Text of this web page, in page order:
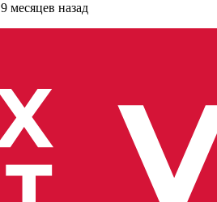
9 месяцев назад